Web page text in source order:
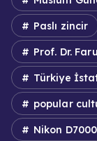
Paslı zincir
Prof. Dr.
Türkiye
popular
Nikon D7000